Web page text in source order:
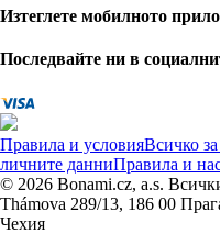
Изтеглете мобилното
Последвайте ни в
Правила и условияВсичко
личните данниПравила и
© 2026 Bonami.cz, a.s.
Thámova 289/13, 186 00
Чехия